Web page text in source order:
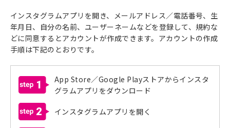
インスタグラムアプリを開き、メールアドレス／電話番号、生
年月日、自分の名前、ユーザーネームなどを登録して、規約な
どに同意するとアカウントが作成できます。アカウントの作成
手順は下記のとおりです。
1
App Store／Google Playストアからインスタ
グラムアプリをダウンロード
2 インスタグラムアプリを開く